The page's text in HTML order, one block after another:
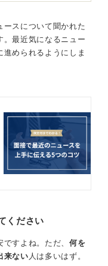
たか、自分の考え
。
う
企業活動に影響し
がる内容が望まし
き方、環境、社会
いテーマです。
的主張を含む話題
に扱う必要があり
ースについて聞かれた
。最近気になるニュー
められるようにしま
ください
すよね。ただ、 何を
来ない 人は多いはず。